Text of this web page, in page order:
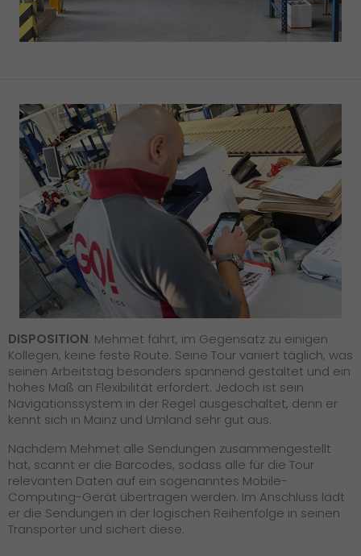
DISPOSITION: Mehmet fährt, im Gegensatz zu einigen
Kollegen, keine feste Route. Seine Tour variiert täglich, was
seinen Arbeitstag besonders spannend gestaltet und ein
hohes Maß an Flexibilität erfordert. Jedoch ist sein
Navigationssystem in der Regel ausgeschaltet, denn er
kennt sich in Mainz und Umland sehr gut aus.
Nachdem Mehmet alle Sendungen zusammengestellt
hat, scannt er die Barcodes, sodass alle für die Tour
relevanten Daten auf ein sogenanntes Mobile-
Computing-Gerät übertragen werden. Im Anschluss lädt
er die Sendungen in der logischen Reihenfolge in seinen
Transporter und sichert diese.